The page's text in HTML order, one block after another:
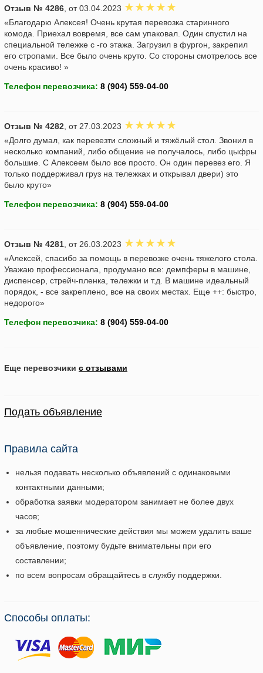
Отзыв № 4286 , от 03.04.2023
«Благодарю Алексея! Очень крутая перевозка старинного
комода. Приехал вовремя, все сам упаковал. Один спустил на
специальной тележке с -го этажа. Загрузил в фургон, закрепил
его стропами. Все было очень круто. Со стороны смотрелось все
очень красиво! »
Телефон перевозчика:
Отзыв № 4282 , от 27.03.2023
«Долго думал, как перевезти сложный и тяжёлый стол. Звонил в
несколько компаний, либо общение не получалось, либо цыфры
большие. С Алексеем было все просто. Он один перевез его. Я
только поддерживал груз на тележках и открывал двери) это
было круто»
Телефон перевозчика:
Отзыв № 4281 , от 26.03.2023
«Алексей, спасибо за помощь в перевозке очень тяжелого стола.
Уважаю профессионала, продумано все: демпферы в машине,
диспенсер, стрейч-пленка, тележки и т.д. В машине идеальный
порядок, - все закреплено, все на своих местах. Еще ++: быстро,
недорого»
Телефон перевозчика:
Еще перевозчики с отзывами
Подать объявление
Правила сайта
нельзя подавать несколько объявлений с одинаковыми
контактными данными;
обработка заявки модератором занимает не более двух
часов;
за любые мошеннические действия мы можем удалить ваше
объявление, поэтому будьте внимательны при его
составлении;
по всем вопросам обращайтесь в службу поддержки.
Способы оплаты: